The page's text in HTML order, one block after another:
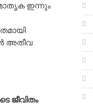
ഇന്നും
അതീവ
ജീവിതം